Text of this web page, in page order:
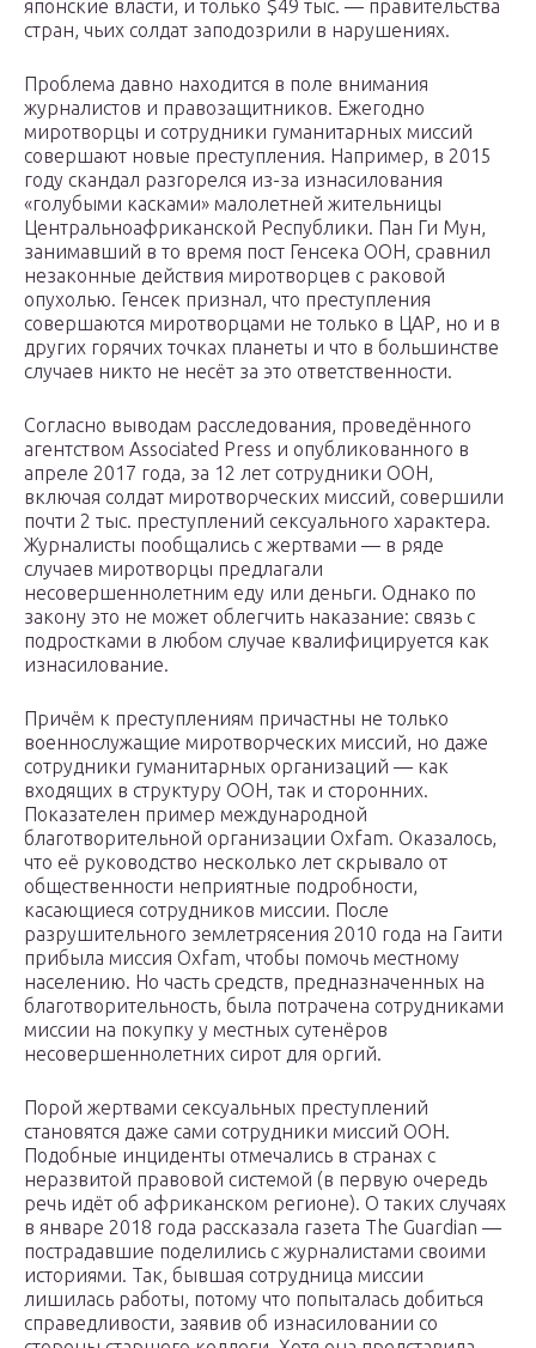
японские власти, и только $49 тыс. — правительства
стран, чьих солдат заподозрили в нарушениях.
Проблема давно находится в поле внимания
журналистов и правозащитников. Ежегодно
миротворцы и сотрудники гуманитарных миссий
совершают новые преступления. Например, в 2015
году скандал разгорелся из-за изнасилования
«голубыми касками» малолетней жительницы
Центральноафриканской Республики. Пан Ги Мун,
занимавший в то время пост Генсека ООН, сравнил
незаконные действия миротворцев с раковой
опухолью. Генсек признал, что преступления
совершаются миротворцами не только в ЦАР, но и в
других горячих точках планеты и что в большинстве
случаев никто не несёт за это ответственности.
Согласно выводам расследования, проведённого
агентством Associated Press и опубликованного в
апреле 2017 года, за 12 лет сотрудники ООН,
включая солдат миротворческих миссий, совершили
почти 2 тыс. преступлений сексуального характера.
Журналисты пообщались с жертвами — в ряде
случаев миротворцы предлагали
несовершеннолетним еду или деньги. Однако по
закону это не может облегчить наказание: связь с
подростками в любом случае квалифицируется как
изнасилование.
Причём к преступлениям причастны не только
военнослужащие миротворческих миссий, но даже
сотрудники гуманитарных организаций — как
входящих в структуру ООН, так и сторонних.
Показателен пример международной
благотворительной организации Oxfam. Оказалось,
что её руководство несколько лет скрывало от
общественности неприятные подробности,
касающиеся сотрудников миссии. После
разрушительного землетрясения 2010 года на Гаити
прибыла миссия Oxfam, чтобы помочь местному
населению. Но часть средств, предназначенных на
благотворительность, была потрачена сотрудниками
миссии на покупку у местных сутенёров
несовершеннолетних сирот для оргий.
Порой жертвами сексуальных преступлений
становятся даже сами сотрудники миссий ООН.
Подобные инциденты отмечались в странах с
неразвитой правовой системой (в первую очередь
речь идёт об африканском регионе). О таких случаях
в январе 2018 года рассказала газета The Guardian —
пострадавшие поделились с журналистами своими
историями. Так, бывшая сотрудница миссии
лишилась работы, потому что попыталась добиться
справедливости, заявив об изнасиловании со